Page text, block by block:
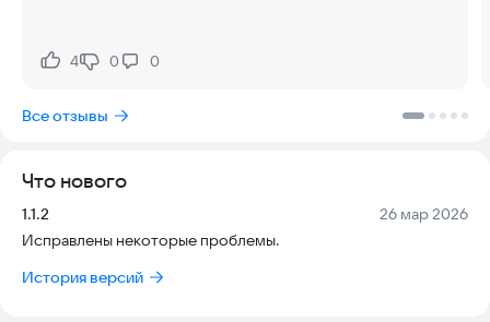
стратегий!
[Бесконечная интерактивность и свобода! ] Облачная
[Свободные исследования всей карты! ] Деликатное
облаков!
likedreamstar.ysdlru@ijunhai.com
Нравится:
4Не нравится:
0 0
Все отзывы
Что нового
Версия:
1.1.2 Дата:
26 мар 2026
Исправлены некоторые проблемы.
История версий